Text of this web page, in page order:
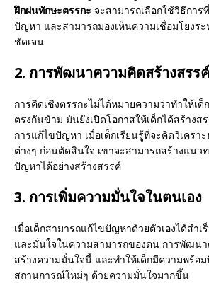
ฝึกฝนทักษะตรรกะ จะสามารถเลือกใช้วิธีการ
ปัญหา และสามารถมองเห็นความเชื่อมโยงระ
ชัดเจน
2. การพัฒนาความคิดสร้างสรรค์
การคิดเชิงตรรกะไม่ได้หมายความว่าทำให้เ
ตรงกันข้าม มันยังเปิดโอกาสให้เด็กได้สร้างส
การแก้ไขปัญหา เมื่อเด็กเรียนรู้ที่จะคิดวิเคร
ต่างๆ ก่อนตัดสินใจ เขาจะสามารถสร้างแนว
ปัญหาได้อย่างสร้างสรรค์
3. การเพิ่มความมั่นใจในตนเอง
เมื่อเด็กสามารถแก้ไขปัญหาด้วยตัวเองได้สำเ
และมั่นใจในความสามารถของตน การพัฒนา
สร้างความมั่นใจนี้ และทำให้เด็กมีความพร้อ
สถานการณ์ใหม่ๆ ด้วยความมั่นใจมากขึ้น